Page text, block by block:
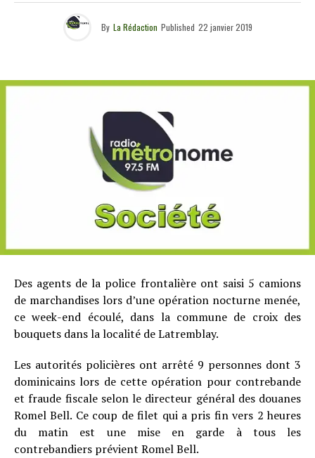
By La Rédaction Published 22 janvier 2019
Des agents de la police frontalière ont saisi 5 camions
de marchandises lors d’une opération nocturne menée,
ce week-end écoulé, dans la commune de croix des
bouquets dans la localité de Latremblay.
Les autorités policières ont arrêté 9 personnes dont 3
dominicains lors de cette opération pour contrebande
et fraude fiscale selon le directeur général des douanes
Romel Bell. Ce coup de filet qui a pris fin vers 2 heures
du matin est une mise en garde à tous les
contrebandiers prévient Romel Bell.